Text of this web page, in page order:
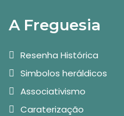
A Freguesia
Resenha Histórica
Simbolos heráldicos
Associativismo
Caraterização